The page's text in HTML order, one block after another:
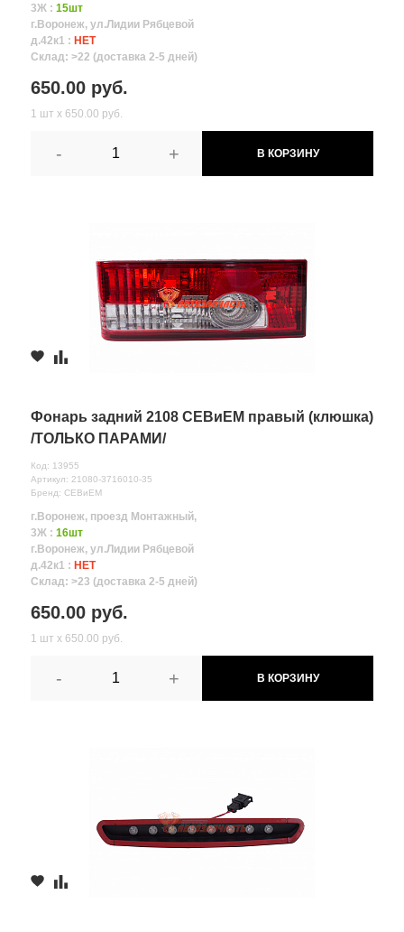
3Ж : 15шт
г.Воронеж, ул.Лидии Рябцевой
д.42к1 : НЕТ
Склад: >22 (доставка 2-5 дней)
650.00 руб.
1 шт х 650.00 руб.
- + В КОРЗИНУ
Фонарь задний 2108 СЕВиЕМ правый (клюшка)
/ТОЛЬКО ПАРАМИ/
Код: 13955
Артикул: 21080-3716010-35
Бренд: СЕВиЕМ
г.Воронеж, проезд Монтажный,
3Ж : 16шт
г.Воронеж, ул.Лидии Рябцевой
д.42к1 : НЕТ
Склад: >23 (доставка 2-5 дней)
650.00 руб.
1 шт х 650.00 руб.
- + В КОРЗИНУ